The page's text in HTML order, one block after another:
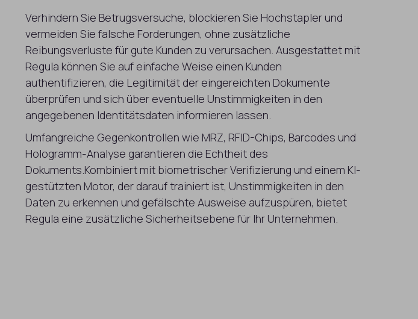
Verhindern Sie Betrugsversuche, blockieren Sie Hochstapler und
vermeiden Sie falsche Forderungen, ohne zusätzliche
Reibungsverluste für gute Kunden zu verursachen. Ausgestattet mit
Regula können Sie auf einfache Weise einen Kunden
authentifizieren, die Legitimität der eingereichten Dokumente
überprüfen und sich über eventuelle Unstimmigkeiten in den
angegebenen Identitätsdaten informieren lassen.
Umfangreiche Gegenkontrollen wie MRZ, RFID-Chips, Barcodes und
Hologramm-Analyse garantieren die Echtheit des
Dokuments.Kombiniert mit biometrischer Verifizierung und einem KI-
gestützten Motor, der darauf trainiert ist, Unstimmigkeiten in den
Daten zu erkennen und gefälschte Ausweise aufzuspüren, bietet
Regula eine zusätzliche Sicherheitsebene für Ihr Unternehmen.